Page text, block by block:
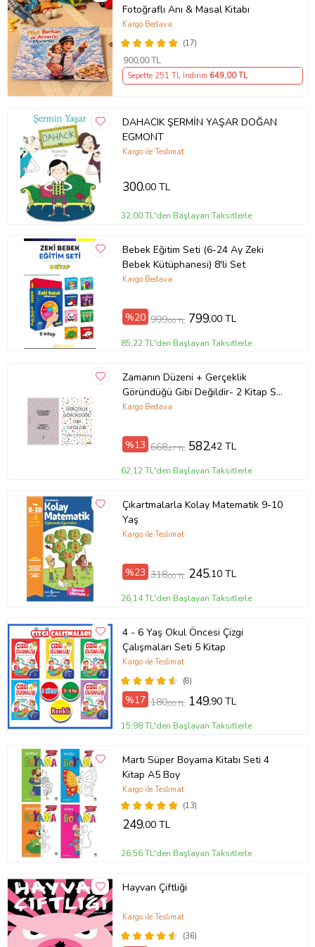
Cilt Tipi
Ciltsiz
Kağıt Cinsi
1. Hamur
Sayfa Sayısı 32
Yayın Dili
Türkçe
Yazar
Ceylan Oğuzcan
Ürün Kodu:kcm66436586
Fotoğraflı Anı & Masal Kitabı
(17)
Kargo Bedava
900,00 TL
Sepette 251 TL İndirim 649,00 TL
DAHACIK ŞERMİN YAŞAR DOĞAN
EGMONT
Kargo ile Teslimat
300,00 TL
32,00 TL'den Başlayan Taksitlerle
Bebek Eğitim Seti (6-24 Ay Zeki
Bebek Kütüphanesi) 8'li Set
Kargo Bedava
%20 999,00 TL 799,00 TL
85,22 TL'den Başlayan Taksitlerle
Zamanın Düzeni + Gerçeklik
Göründüğü Gibi Değildir- 2 Kitap Set
- Iş Bankası Özel Set Zamanın
Kargo Bedava
%13 668,47 TL 582,42 TL
62,12 TL'den Başlayan Taksitlerle
Çıkartmalarla Kolay Matematik 9-10
Yaş
Kargo ile Teslimat
%23 318,00 TL 245,10 TL
26,14 TL'den Başlayan Taksitlerle
4 - 6 Yaş Okul Öncesi Çizgi
Çalışmaları Seti 5 Kitap
(8)
Kargo ile Teslimat
%17 180,00 TL 149,90 TL
15,98 TL'den Başlayan Taksitlerle
Martı Süper Boyama Kitabı Seti 4
Kitap A5 Boy
(13)
Kargo ile Teslimat
249,00 TL
26,56 TL'den Başlayan Taksitlerle
Hayvan Çiftliği
(36)
Kargo ile Teslimat